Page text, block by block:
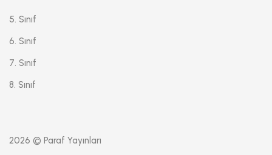
5. Sınıf
6. Sınıf
7. Sınıf
8. Sınıf
2026 © Paraf Yayınları